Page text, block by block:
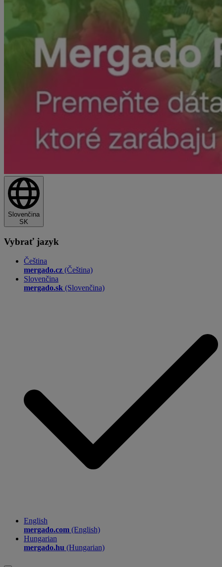
Slovenčina
SK
Vybrať jazyk
Čeština
mergado.cz (Čeština)
Slovenčina
mergado.sk (Slovenčina)
English
mergado.com (English)
Hungarian
mergado.hu (Hungarian)